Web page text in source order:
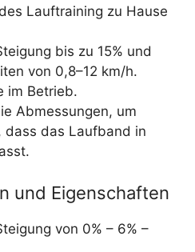
Lauftraining zu Hause
bis zu 15% und
von 0,8–12 km/h.
im Betrieb.
Abmessungen, um
dass das Laufband in
und Eigenschaften
von 0% – 6% –